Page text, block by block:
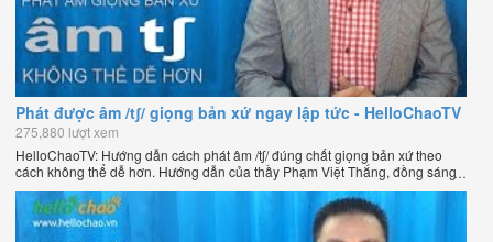
Phát được âm /tʃ/ giọng bản xứ ngay lập tức - HelloChaoTV
275,880 lượt xem
HelloChaoTV: Hướng dẫn cách phát âm /tʃ/ đúng chất giọng bản xứ theo
cách không thể dễ hơn. Hướng dẫn của thầy Phạm Việt Thắng, đồng sáng
lập HelloChao.vn - Chương trình dạy tiếng Anh trực tuyến chặt chẽ nhất
thế giới.